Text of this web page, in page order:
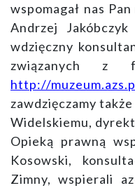
wspomagał nas
Andrzej
wdzięczny
związanych z
http://
zawdzięczamy
Widelskiemu,
Opieką prawną
Kosowski,
Zimny, wspierali